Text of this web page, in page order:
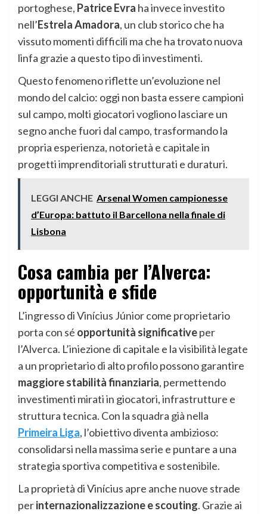
portoghese, Patrice Evra ha invece investito
nell’Estrela Amadora, un club storico che ha
vissuto momenti difficili ma che ha trovato nuova
linfa grazie a questo tipo di investimenti.
Questo fenomeno riflette un’evoluzione nel
mondo del calcio: oggi non basta essere campioni
sul campo, molti giocatori vogliono lasciare un
segno anche fuori dal campo, trasformando la
propria esperienza, notorietà e capitale in
progetti imprenditoriali strutturati e duraturi.
LEGGI ANCHE Arsenal Women campionesse
d’Europa: battuto il Barcellona nella finale di
Lisbona
Cosa cambia per l’Alverca:
opportunità e sfide
L’ingresso di Vinícius Júnior come proprietario
porta con sé opportunità significativeper
l’Alverca. L’iniezione di capitale e la visibilità legate
a un proprietario di alto profilo possono garantire
maggiore stabilità finanziaria, permettendo
investimenti mirati in giocatori, infrastrutture e
struttura tecnica. Con la squadra già nella
Primeira Liga, l’obiettivo diventa ambizioso:
consolidarsi nella massima serie e puntare a una
strategia sportiva competitiva e sostenibile.
La proprietà di Vinícius apre anche nuove strade
perinternazionalizzazione e scouting. Grazie ai